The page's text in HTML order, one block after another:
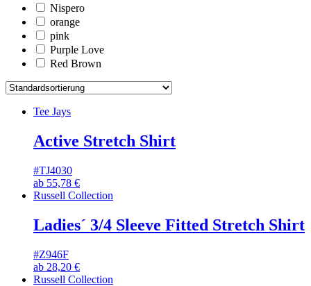
Nispero
orange
pink
Purple Love
Red Brown
Tee Jays
Active Stretch Shirt
#TJ4030
ab 55,78 €
Russell Collection
Ladies´ 3/4 Sleeve Fitted Stretch Shirt
#Z946F
ab 28,20 €
Russell Collection